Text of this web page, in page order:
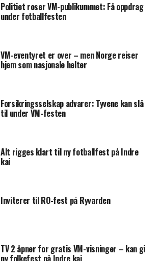
Politiet roser VM-publikummet: Få oppdrag
under fotballfesten
VM-eventyret er over – men Norge reiser
hjem som nasjonale helter
Forsikringsselskap advarer: Tyvene kan slå
til under VM-festen
Alt rigges klart til ny fotballfest på Indre
kai
Inviterer til RO-fest på Ryvarden
TV 2 åpner for gratis VM-visninger – kan gi